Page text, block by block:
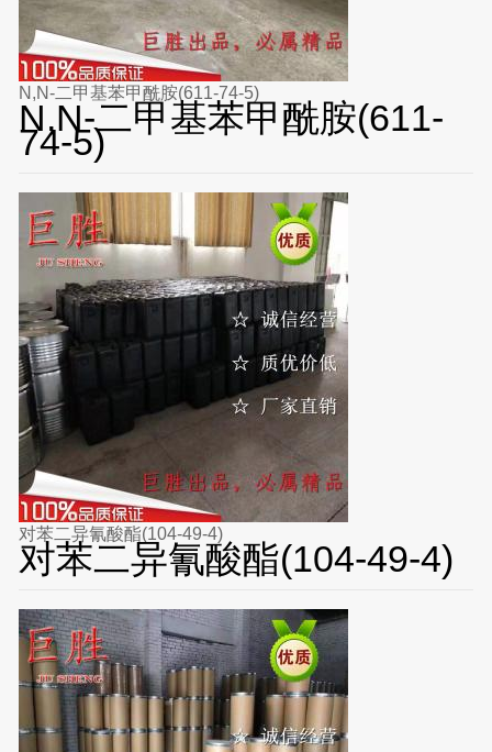
N,N-二甲基苯甲酰胺(611-74-5)
N,N-二甲基苯甲酰胺(611-
74-5)
对苯二异氰酸酯(104-49-4)
对苯二异氰酸酯(104-49-4)